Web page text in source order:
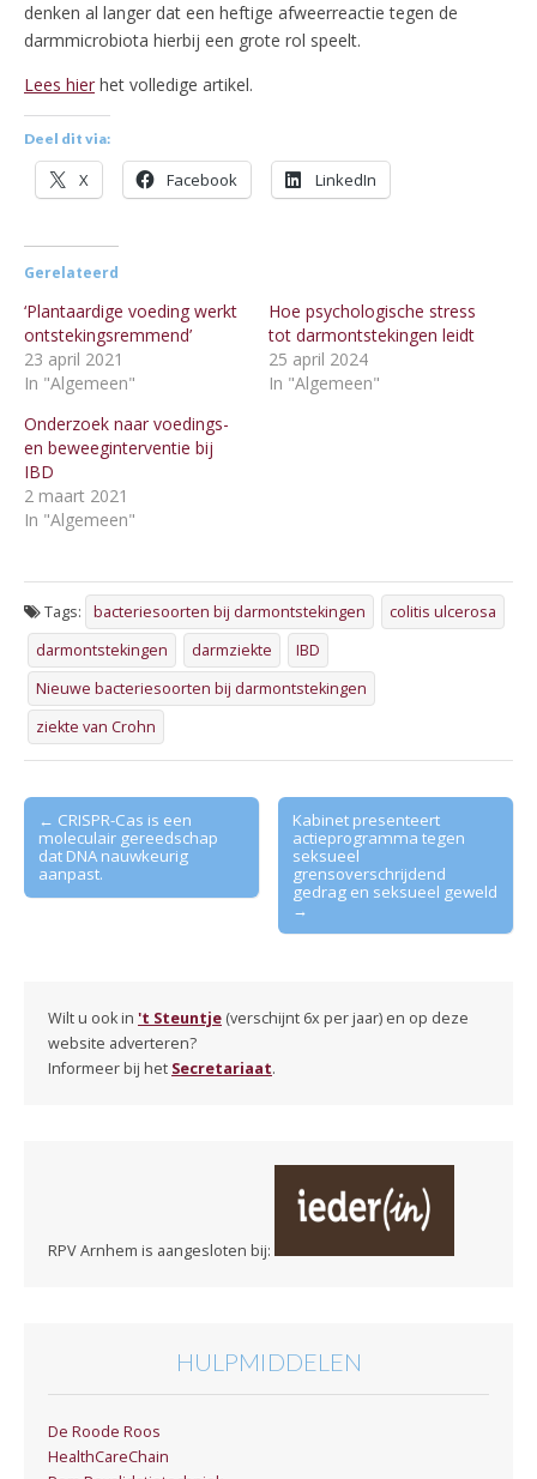
denken al langer dat een heftige afweerreactie tegen de
darmmicrobiota hierbij een grote rol speelt.
Lees hier het volledige artikel.
Deel dit via:
X Facebook LinkedIn
Gerelateerd
‘Plantaardige voeding werkt
ontstekingsremmend’
23 april 2021
In "Algemeen"
Hoe psychologische stress
tot darmontstekingen leidt
25 april 2024
In "Algemeen"
Onderzoek naar voedings-
en beweeginterventie bij
IBD
2 maart 2021
In "Algemeen"
Tags: bacteriesoorten bij darmontstekingen
colitis ulcerosa
darmontstekingen
darmziekte
IBD
Nieuwe bacteriesoorten bij darmontstekingen
ziekte van Crohn
Post
navigation
← CRISPR-Cas is een
moleculair gereedschap
dat DNA nauwkeurig
aanpast.
Kabinet presenteert
actieprogramma tegen
seksueel
grensoverschrijdend
gedrag en seksueel geweld
→
Wilt u ook in 't Steuntje (verschijnt 6x per jaar) en op deze
website adverteren?
Informeer bij het Secretariaat.
RPV Arnhem is aangesloten bij:
HULPMIDDELEN
De Roode Roos
HealthCareChain